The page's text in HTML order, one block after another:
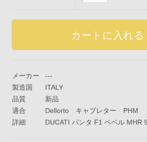
メーカー
---
製造国
ITALY
品質
新品
適合
Dellorto キャブレター PHM
詳細
DUCATI パンタ F1 ベベル MHR